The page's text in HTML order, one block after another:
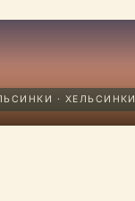
· ХЕЛЬСИНКИ